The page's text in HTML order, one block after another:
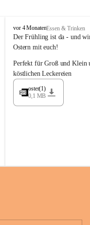
M
a
y
r
G
ü
e
vor 4 MonatenEssen & Trinken
Der Frühling ist da - und
Ostern mit euch!
Perfekt für Groß und Klein
köstlichen Leckereien
oster(1)
0,1 MB